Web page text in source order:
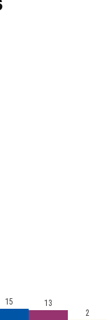
15
13
2